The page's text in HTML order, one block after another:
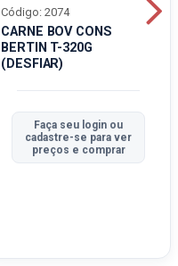
CARNE BOV CONS
BERTIN T-320G
(DESFIAR)
Código: 2074
Faça seu login ou
cadastre-se para ver
preços e comprar